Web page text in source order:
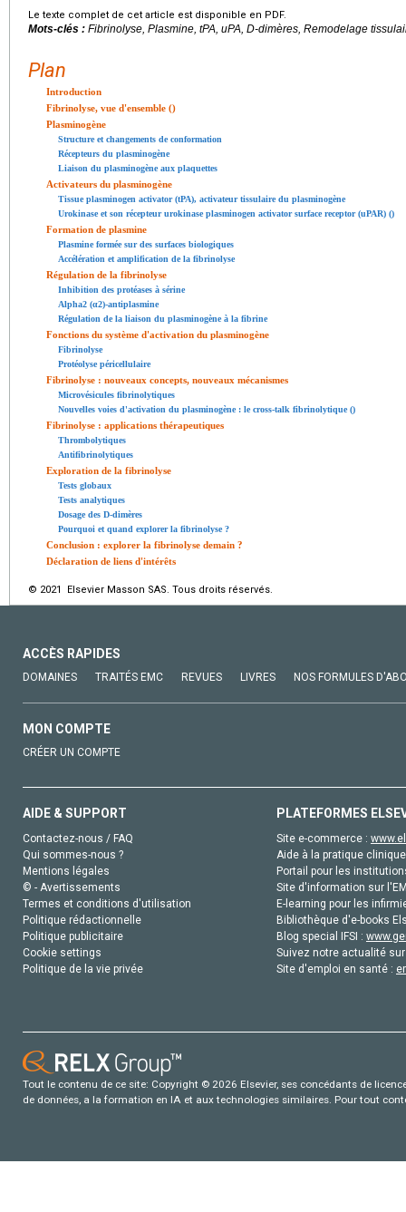
Le texte complet de cet article est disponible en PDF.
Mots-clés : Fibrinolyse, Plasmine, tPA, uPA, D-dimères, Remodelage
Plan
Introduction
Fibrinolyse, vue d'ensemble ()
Plasminogène
Structure et changements de conformation
Récepteurs du plasminogène
Liaison du plasminogène aux plaquettes
Activateurs du plasminogène
Tissue plasminogen activator (tPA), activateur tissulaire du plasminogène
Urokinase et son récepteur urokinase plasminogen activator surface receptor (uPAR) ()
Formation de plasmine
Plasmine formée sur des surfaces biologiques
Accélération et amplification de la fibrinolyse
Régulation de la fibrinolyse
Inhibition des protéases à sérine
Alpha2 (α2)-antiplasmine
Régulation de la liaison du plasminogène à la fibrine
Fonctions du système d'activation du plasminogène
Fibrinolyse
Protéolyse péricellulaire
Fibrinolyse : nouveaux concepts, nouveaux mécanismes
Microvésicules fibrinolytiques
Nouvelles voies d'activation du plasminogène : le cross-talk fibrinolytique ()
Fibrinolyse : applications thérapeutiques
Thrombolytiques
Antifibrinolytiques
Exploration de la fibrinolyse
Tests globaux
Tests analytiques
Dosage des D-dimères
Pourquoi et quand explorer la fibrinolyse ?
Conclusion : explorer la fibrinolyse demain ?
Déclaration de liens d'intérêts
© 2021 Elsevier Masson SAS. Tous droits réservés.
ACCÈS RAPIDES
DOMAINES TRAITÉS EMC REVUES LIVRES NOS FORMULES
MON COMPTE
CRÉER UN COMPTE
AIDE & SUPPORT
Contactez-nous / FAQ
Qui sommes-nous ?
Mentions légales
© - Avertissements
Termes et conditions d'utilisation
Politique rédactionnelle
Politique publicitaire
Cookie settings
Politique de la vie privée
PLATEFORMES
Site e-commerce :
Aide à la pratique
Portail pour les
Site d'information sur
E-learning pour les
Bibliothèque d'e-books
Blog special IFSI :
Suivez notre actualité
Site d'emploi en santé :
Tout le contenu de ce site: Copyright © 2026 Elsevier, ses concédants de
de données, a la formation en IA et aux technologies similaires. Pour tout